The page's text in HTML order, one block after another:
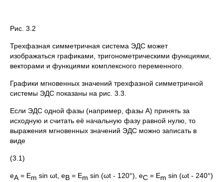
Рис. 3.2
Трехфазная симметричная система ЭДС может
изображаться графиками, тригонометрическими функциями,
векторами и функциями комплексного переменного.
Графики мгновенных значений трехфазной симметричной
системы ЭДС показаны на рис. 3.3.
Если ЭДС одной фазы (например, фазы А) принять за
исходную и считать её начальную фазу равной нулю, то
выражения мгновенных значений ЭДС можно записать в
виде
(3.1)
eA = Em sin ωt, eB = Em sin (ωt - 120°), eC = Em sin (ωt - 240°)